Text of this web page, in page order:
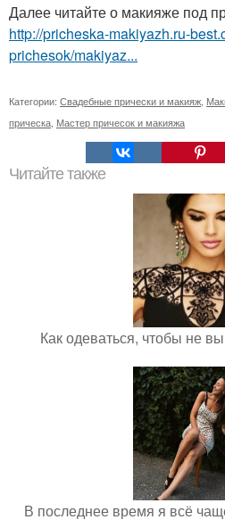
Далее читайте о макияже под
http://pricheska-makiyazh.ru-
prichesok/makiyaz...
Категории: Свадебные прически и макияж
прическа Мастер причесок и макияжа
Читайте также
Как одеваться, чтобы не
В последнее время я всё